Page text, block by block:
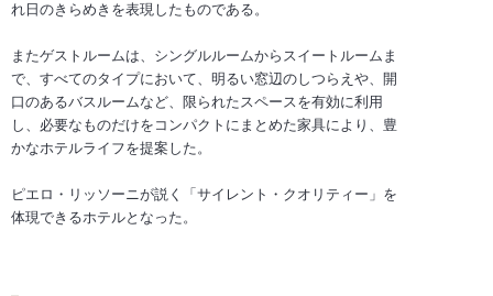
れ日のきらめきを表現したものである。
またゲストルームは、シングルルームからスイートルームま
で、すべてのタイプにおいて、明るい窓辺のしつらえや、開
口のあるバスルームなど、限られたスペースを有効に利用
し、必要なものだけをコンパクトにまとめた家具により、豊
かなホテルライフを提案した。
ピエロ・リッソーニが説く「サイレント・クオリティー」を
体現できるホテルとなった。